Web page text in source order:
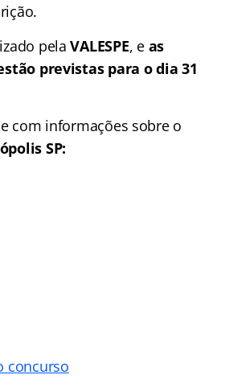
pelaVALESPE, e as
previstas para o dia 31
com informações sobre o
SP:
concurso